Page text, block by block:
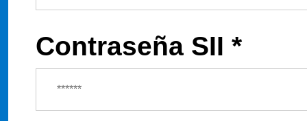
Contraseña SII *